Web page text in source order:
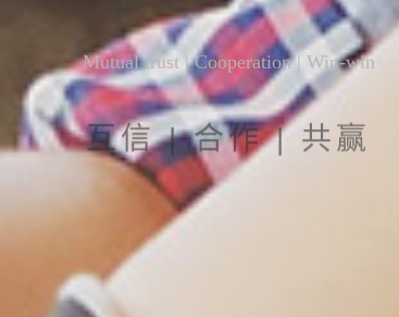
Mutual trust | Cooperation | Win-win
互信 | 合作 | 共赢